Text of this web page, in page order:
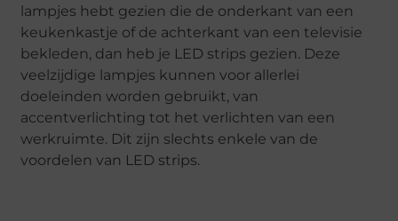
lampjes hebt gezien die de onderkant van een
keukenkastje of de achterkant van een televisie
bekleden, dan heb je LED strips gezien. Deze
veelzijdige lampjes kunnen voor allerlei
doeleinden worden gebruikt, van
accentverlichting tot het verlichten van een
werkruimte. Dit zijn slechts enkele van de
voordelen van LED strips.